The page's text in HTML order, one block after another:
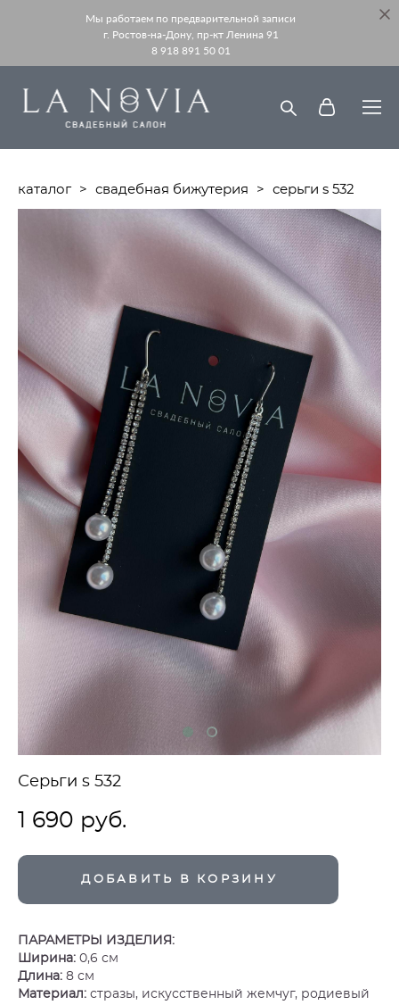
Мы работаем по предварительной записи
г. Ростов-на-Дону, пр-кт Ленина 91
8 918 891 50 01
каталог > свадебная бижутерия > серьги s 532
Серьги s 532
1 690 pуб.
ДОБАВИТЬ В КОРЗИНУ
ПАРАМЕТРЫ ИЗДЕЛИЯ:
Ширина: 0,6 см
Длина: 8 см
Материал: стразы, искусственный жемчуг, родиевый